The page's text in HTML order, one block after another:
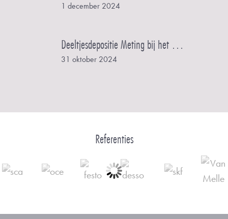
1 december 2024
Deeltjesdepositie Meting bij het Einstein Telescoop Project
31 oktober 2024
Referenties